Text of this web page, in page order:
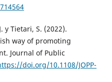
y Tietari, S. (2022).
way of promoting
Journal of Public
doi.org/10.1108/JOPP-